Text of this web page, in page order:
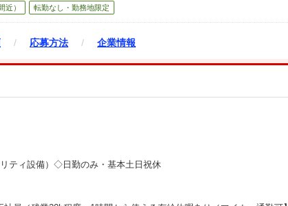
近） 転勤なし・勤務地限定
/ 応募方法 / 企業情報
ティ設備）◇日勤のみ・基本土日祝休